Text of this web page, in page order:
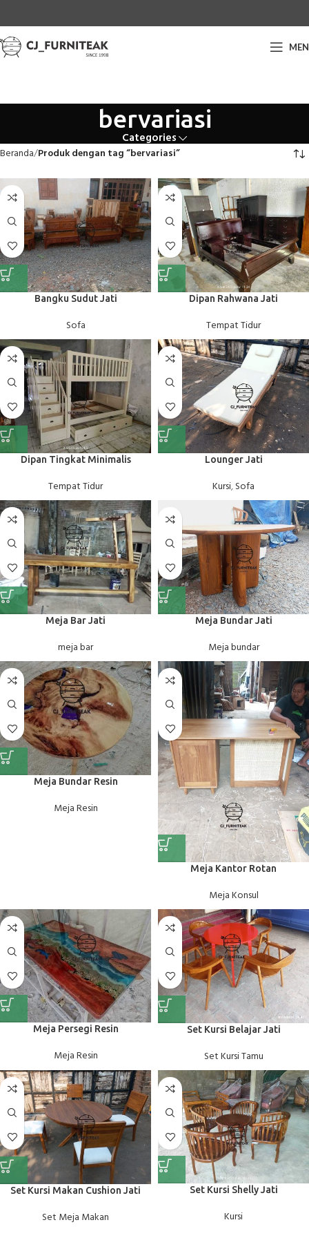
bervariasi
Categories
Beranda Produk dengan tag “bervariasi”
Bangku Sudut Jati
Sofa
Dipan Rahwana Jati
Tempat Tidur
Dipan Tingkat Minimalis
Tempat Tidur
Lounger Jati
Kursi,Sofa
Meja Bar Jati
meja bar
Meja Bundar Jati
Meja bundar
Meja Bundar Resin
Meja Resin
Meja Kantor Rotan
Meja Konsul
Meja Persegi Resin
Meja Resin
Set Kursi Belajar Jati
Set Kursi Tamu
Set Kursi Makan Cushion Jati
Set Meja Makan
Set Kursi Shelly Jati
Kursi